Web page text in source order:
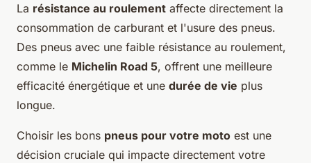
La résistance au roulement affecte directement la
consommation de carburant et l'usure des pneus.
Des pneus avec une faible résistance au roulement,
comme le Michelin Road 5, offrent une meilleure
efficacité énergétique et une durée de vie plus
longue.
Choisir les bons pneus pour votre moto est une
décision cruciale qui impacte directement votre